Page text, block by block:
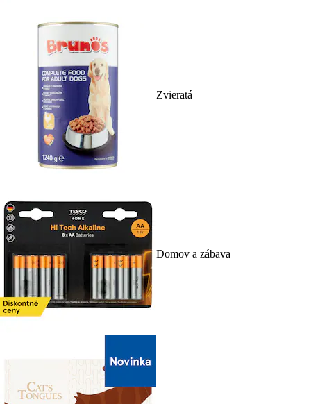
Zvieratá
Domov a zábava